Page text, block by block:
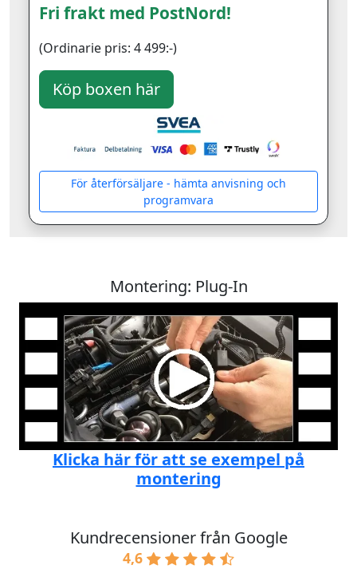
Fri frakt med PostNord!
(Ordinarie pris: 4 499:-)
För återförsäljare - hämta anvisning och
programvara
Montering: Plug-In
Klicka här för att se exempel på
montering
Kundrecensioner från Google
4,6